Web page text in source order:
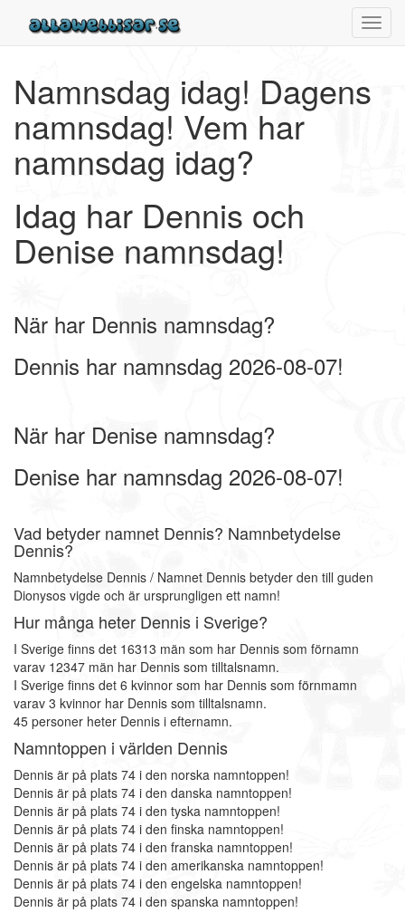
Namnsdag idag! Dagens
namnsdag! Vem har
namnsdag idag?
Idag har Dennis och
Denise namnsdag!
När har Dennis namnsdag?
Dennis har namnsdag 2026-08-07!
När har Denise namnsdag?
Denise har namnsdag 2026-08-07!
Vad betyder namnet Dennis? Namnbetydelse
Dennis?
Namnbetydelse Dennis / Namnet Dennis betyder den till guden
Dionysos vigde och är ursprungligen ett namn!
Hur många heter Dennis i Sverige?
I Sverige finns det 16313 män som har Dennis som förnamn
varav 12347 män har Dennis som tilltalsnamn.
I Sverige finns det 6 kvinnor som har Dennis som förnmamn
varav 3 kvinnor har Dennis som tilltalsnamn.
45 personer heter Dennis i efternamn.
Namntoppen i världen Dennis
Dennis är på plats 74 i den norska namntoppen!
Dennis är på plats 74 i den danska namntoppen!
Dennis är på plats 74 i den tyska namntoppen!
Dennis är på plats 74 i den finska namntoppen!
Dennis är på plats 74 i den franska namntoppen!
Dennis är på plats 74 i den amerikanska namntoppen!
Dennis är på plats 74 i den engelska namntoppen!
Dennis är på plats 74 i den spanska namntoppen!